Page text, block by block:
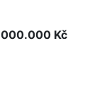
Kč